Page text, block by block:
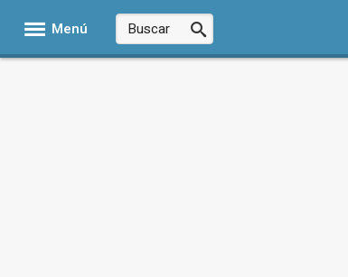
Menú